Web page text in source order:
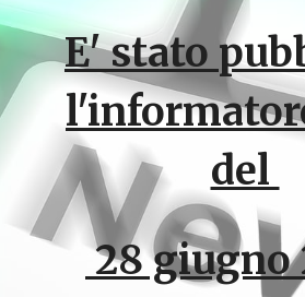
E' stato
del
28 giugno